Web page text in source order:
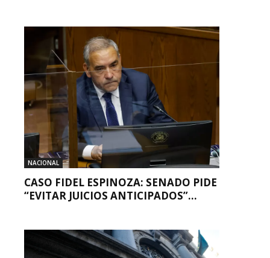
NACIONAL
CASO FIDEL ESPINOZA: SENADO PIDE
“EVITAR JUICIOS ANTICIPADOS”...